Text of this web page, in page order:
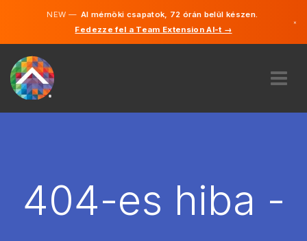
NEW —AI mérnöki csapatok, 72 órán belül készen.
Fedezze fel a Team Extension AI-t →
×
BÉREL
404-es hiba -